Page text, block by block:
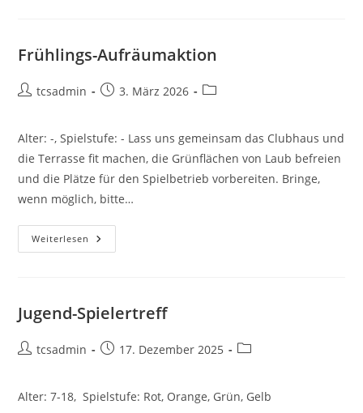
Frühlings-Aufräumaktion
Beitrags-
tcsadmin
Beitrag3. März 2026
Beitrags-
Alter: -, Spielstufe: - Lass uns gemeinsam das Clubhaus und
die Terrasse fit machen, die Grünflächen von Laub befreien
und die Plätze für den Spielbetrieb vorbereiten. Bringe,
wenn möglich, bitte…
Weiterlesen Frühlings-
Aufräumaktion
Jugend-Spielertreff
Beitrags-
tcsadmin
Beitrag17. Dezember 2025
Beitrags-
Alter: 7-18, Spielstufe: Rot, Orange, Grün, Gelb